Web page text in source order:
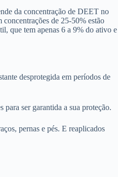
da concentração de DEET no
de 25-50% estão
que tem apenas 6 a 9% do ativo e
desprotegida em períodos de
ser garantida a sua proteção.
pernas e pés. E reaplicados